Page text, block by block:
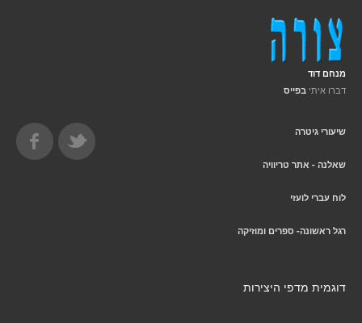
מנחם דוד
דברו איתי בפייס
שיעורי גיטרה
שאלנה - אתר טריוויה
לוח עברי לועזי
רגל ראשונה- ספרים ומוזיקה
דוגמית מדפי היצירות